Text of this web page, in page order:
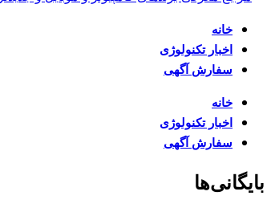
خانه
اخبار تکنولوژی
سفارش آگهی
خانه
اخبار تکنولوژی
سفارش آگهی
بایگانی‌ها